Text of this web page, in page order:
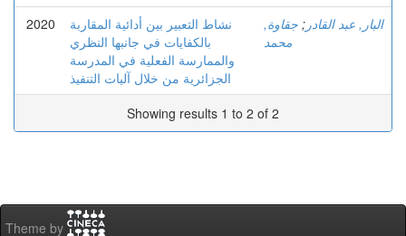
2020
نشاط التعبير بين أدائية المقاربة
بالكفايات في جانبها النظري
والممارسة الفعلية في المدرسة
الجزائرية من خلال آليات التنفيذ
البار, عبد القادر ; جقاوة,
محمد
Showing results 1 to 2 of 2
Theme by